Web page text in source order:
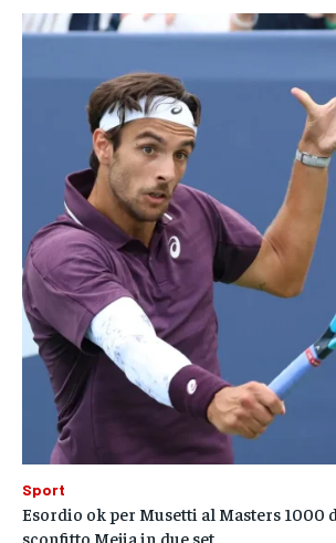
Sport
Esordio ok per Musetti al Masters 1000
sconfitto Mejia in due set